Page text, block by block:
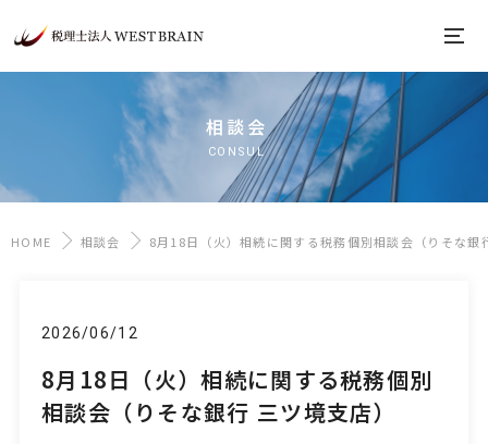
相談会
CONSUL
HOME 相談会 8月18日（火）相続に関する税務個別相談会（りそな銀
2026/06/12
8月18日（火）相続に関する税務個別
相談会（りそな銀行 三ツ境支店）